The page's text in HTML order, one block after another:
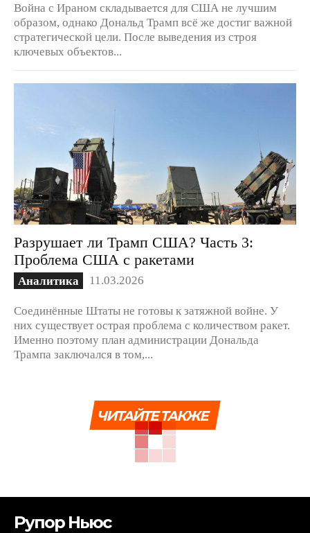
Война с Ираном складывается для США не лучшим
образом, однако Дональд Трамп всё же достиг важной
стратегической цели. После выведения из строя
ключевых объектов...
Разрушает ли Трамп США? Часть 3:
Проблема США с ракетами
Аналитика 11.03.2026
Соединённые Штаты не готовы к затяжной войне. У
них существует острая проблема с количеством ракет.
Именно поэтому план администрации Дональда
Трампа заключался в том,...
ЧИТАЙТЕ ТАКЖЕ
Рупор Ньюс